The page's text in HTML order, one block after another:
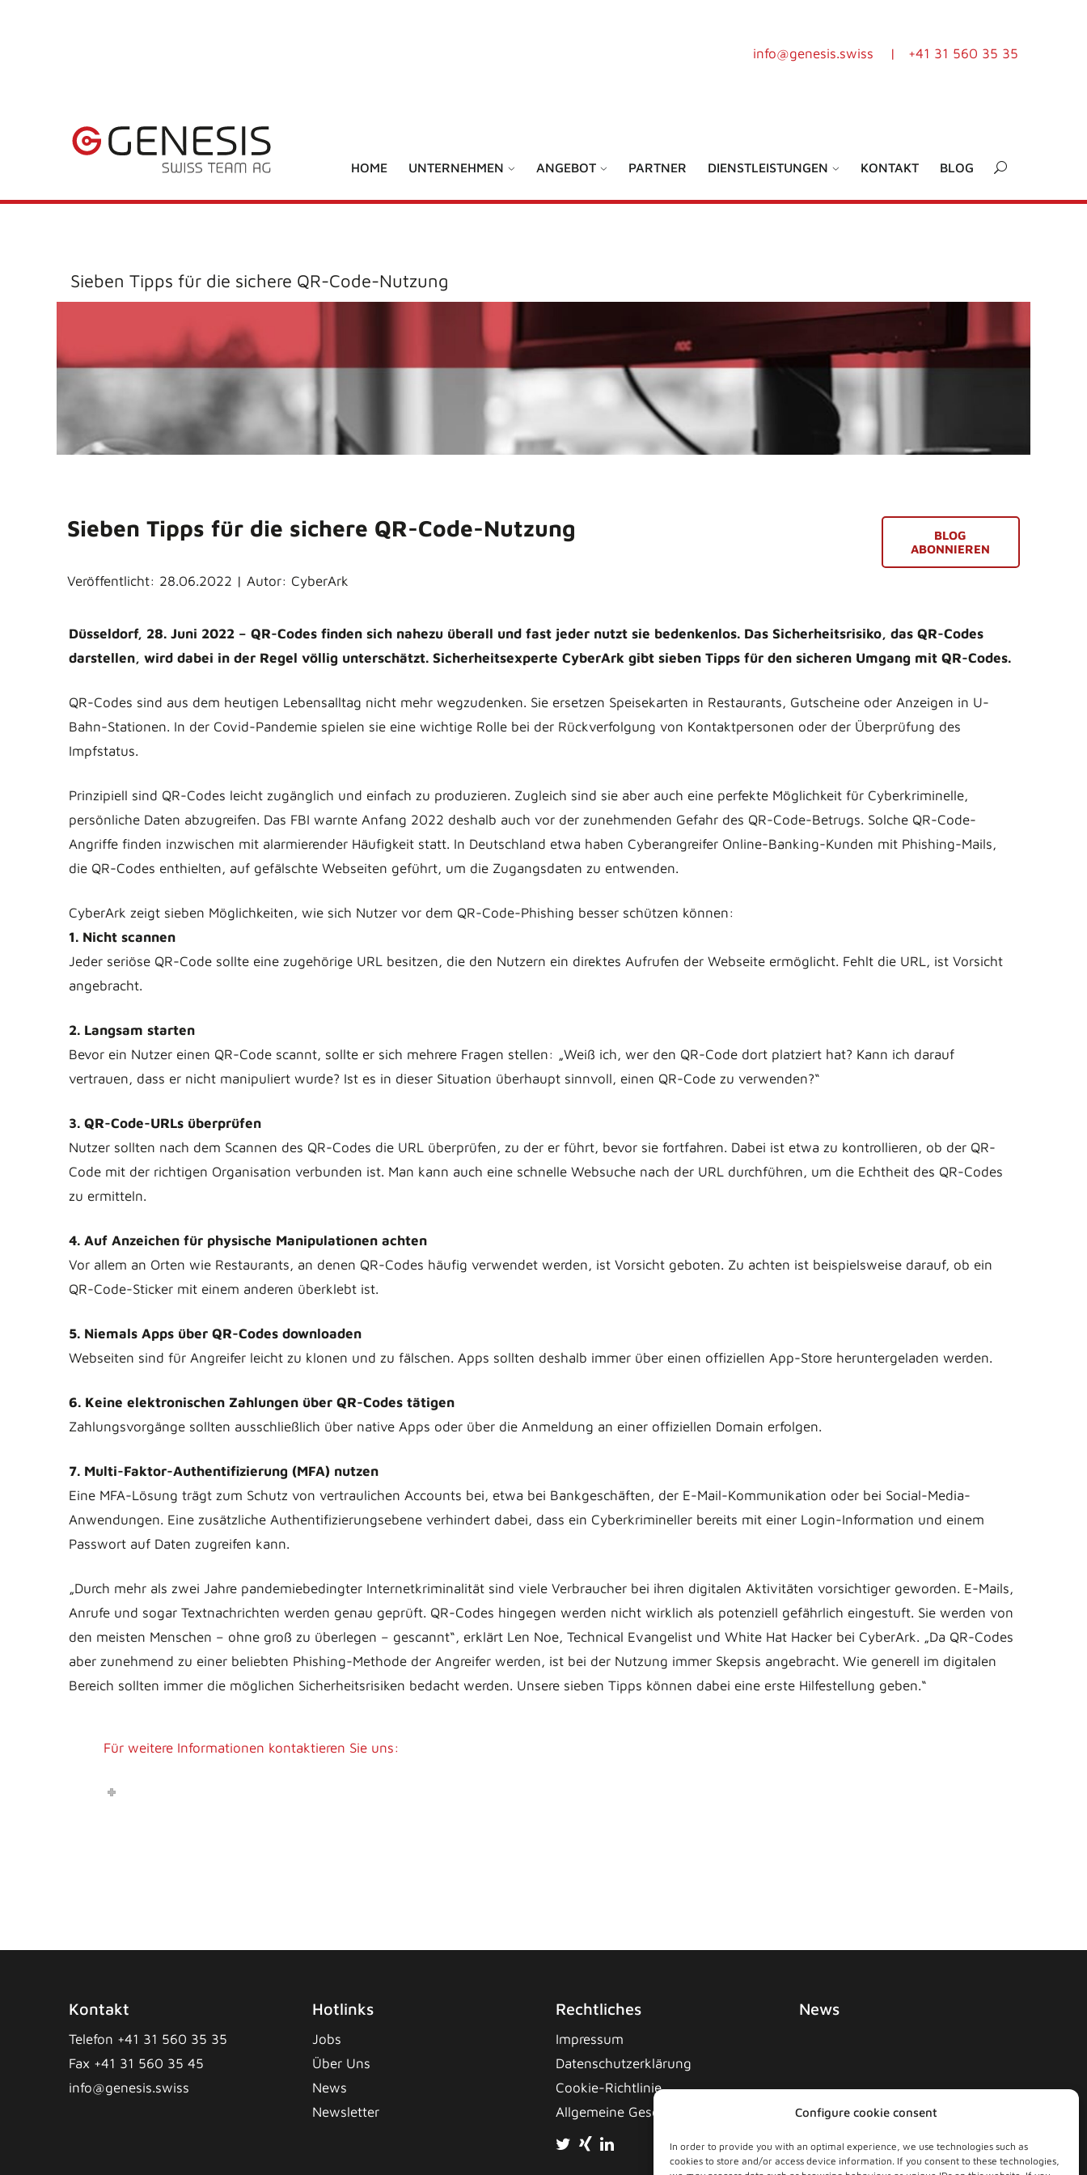
Configure cookie consent
In order to provide you with an optimal experience, we use technologies such as
cookies to store and/or access device information. If you consent to these technologies,
info@genesis.swiss | +41 31 560 35 35
HOME UNTERNEHMEN ANGEBOT PARTNER DIENSTLEISTUNGEN KONTAKT BLOG
Sieben Tipps für die sichere QR-Code-Nutzung
Sieben Tipps für die sichere QR-Code-Nutzung
Veröffentlicht: 28.06.2022 | Autor: CyberArk
BLOG
ABONNIEREN
Düsseldorf, 28. Juni 2022 – QR-Codes finden sich nahezu überall und fast jeder nutzt sie bedenkenlos. Das Sicherheitsrisiko, das QR-Codes
darstellen, wird dabei in der Regel völlig unterschätzt. Sicherheitsexperte CyberArk gibt sieben Tipps für den sicheren Umgang mit QR-Codes.
QR-Codes sind aus dem heutigen Lebensalltag nicht mehr wegzudenken. Sie ersetzen Speisekarten in Restaurants, Gutscheine oder Anzeigen in U-
Bahn-Stationen. In der Covid-Pandemie spielen sie eine wichtige Rolle bei der Rückverfolgung von Kontaktpersonen oder der Überprüfung des
Impfstatus.
Prinzipiell sind QR-Codes leicht zugänglich und einfach zu produzieren. Zugleich sind sie aber auch eine perfekte Möglichkeit für Cyberkriminelle,
persönliche Daten abzugreifen. Das FBI warnte Anfang 2022 deshalb auch vor der zunehmenden Gefahr des QR-Code-Betrugs. Solche QR-Code-
Angriffe finden inzwischen mit alarmierender Häufigkeit statt. In Deutschland etwa haben Cyberangreifer Online-Banking-Kunden mit Phishing-Mails,
die QR-Codes enthielten, auf gefälschte Webseiten geführt, um die Zugangsdaten zu entwenden.
CyberArk zeigt sieben Möglichkeiten, wie sich Nutzer vor dem QR-Code-Phishing besser schützen können:
1. Nicht scannen
Jeder seriöse QR-Code sollte eine zugehörige URL besitzen, die den Nutzern ein direktes Aufrufen der Webseite ermöglicht. Fehlt die URL, ist Vorsicht
angebracht.
2. Langsam starten
Bevor ein Nutzer einen QR-Code scannt, sollte er sich mehrere Fragen stellen: „Weiß ich, wer den QR-Code dort platziert hat? Kann ich darauf
vertrauen, dass er nicht manipuliert wurde? Ist es in dieser Situation überhaupt sinnvoll, einen QR-Code zu verwenden?“
3. QR-Code-URLs überprüfen
Nutzer sollten nach dem Scannen des QR-Codes die URL überprüfen, zu der er führt, bevor sie fortfahren. Dabei ist etwa zu kontrollieren, ob der QR-
Code mit der richtigen Organisation verbunden ist. Man kann auch eine schnelle Websuche nach der URL durchführen, um die Echtheit des QR-Codes
zu ermitteln.
4. Auf Anzeichen für physische Manipulationen achten
Vor allem an Orten wie Restaurants, an denen QR-Codes häufig verwendet werden, ist Vorsicht geboten. Zu achten ist beispielsweise darauf, ob ein
QR-Code-Sticker mit einem anderen überklebt ist.
5. Niemals Apps über QR-Codes downloaden
Webseiten sind für Angreifer leicht zu klonen und zu fälschen. Apps sollten deshalb immer über einen offiziellen App-Store heruntergeladen werden.
6. Keine elektronischen Zahlungen über QR-Codes tätigen
Zahlungsvorgänge sollten ausschließlich über native Apps oder über die Anmeldung an einer offiziellen Domain erfolgen.
7. Multi-Faktor-Authentifizierung (MFA) nutzen
Eine MFA-Lösung trägt zum Schutz von vertraulichen Accounts bei, etwa bei Bankgeschäften, der E-Mail-Kommunikation oder bei Social-Media-
Anwendungen. Eine zusätzliche Authentifizierungsebene verhindert dabei, dass ein Cyberkrimineller bereits mit einer Login-Information und einem
Passwort auf Daten zugreifen kann.
„Durch mehr als zwei Jahre pandemiebedingter Internetkriminalität sind viele Verbraucher bei ihren digitalen Aktivitäten vorsichtiger geworden. E-Mails,
Anrufe und sogar Textnachrichten werden genau geprüft. QR-Codes hingegen werden nicht wirklich als potenziell gefährlich eingestuft. Sie werden von
den meisten Menschen – ohne groß zu überlegen – gescannt“, erklärt Len Noe, Technical Evangelist und White Hat Hacker bei CyberArk. „Da QR-Codes
aber zunehmend zu einer beliebten Phishing-Methode der Angreifer werden, ist bei der Nutzung immer Skepsis angebracht. Wie generell im digitalen
Bereich sollten immer die möglichen Sicherheitsrisiken bedacht werden. Unsere sieben Tipps können dabei eine erste Hilfestellung geben.“
Für weitere Informationen kontaktieren Sie uns:
Kontakt
Telefon +41 31 560 35 35
Fax +41 31 560 35 45
info@genesis.swiss
Hotlinks
Jobs
Über Uns
News
Newsletter
Rechtliches
Impressum
Datenschutzerklärung
Cookie-Richtlinie
Allgemeine Geschäftsbedingungen
News